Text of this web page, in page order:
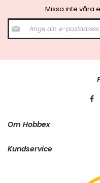
Missa inte våra
S
i
g
Om Hobbex
Kundservice